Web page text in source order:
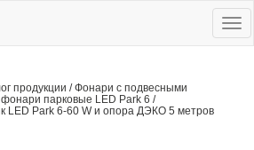
продукции /Фонари с подвесными
парковые LED Park 6 /
LED Park 6-60 W и опора ДЭКО 5 метров